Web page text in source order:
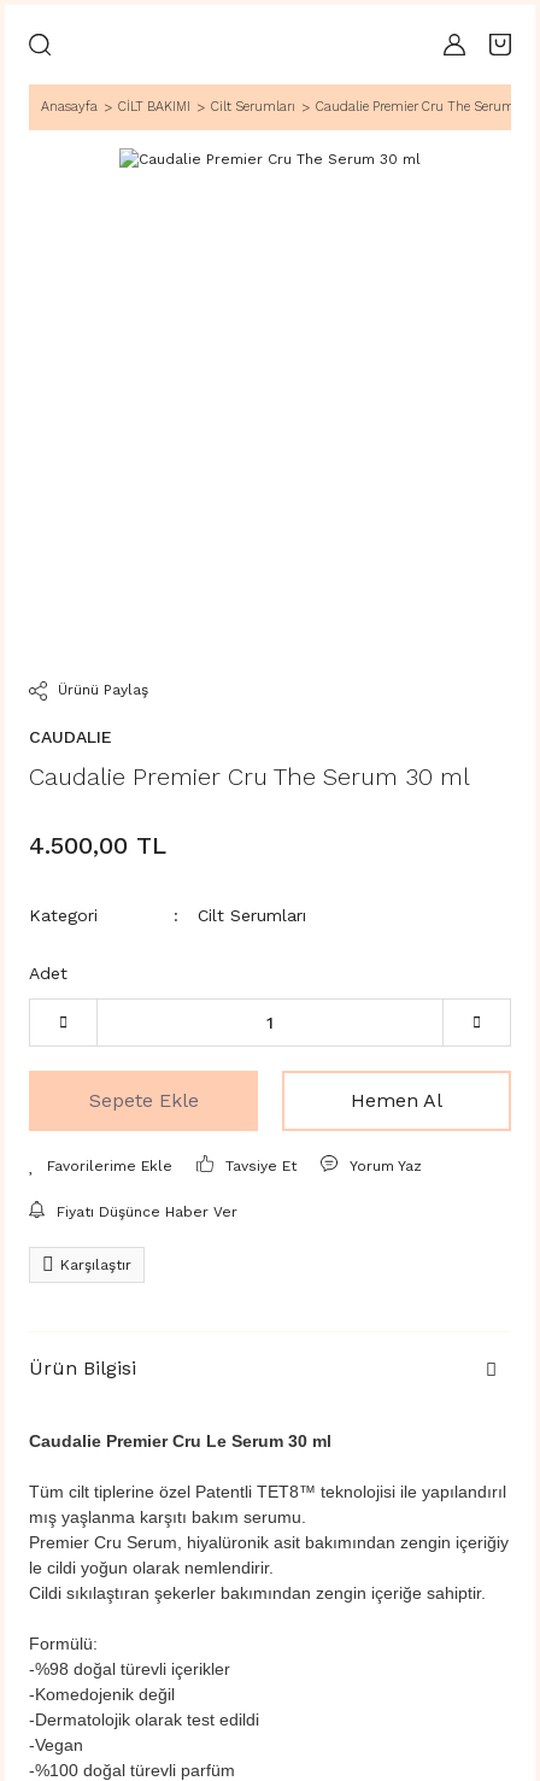
Anasayfa CİLT BAKIMI Cilt Serumları Caudalie Premier Cru The Serum 30
Ürünü Paylaş
CAUDALIE
Caudalie Premier Cru The Serum 30 ml
4.500,00 TL
Kategori Cilt Serumları
Adet
Sepete Ekle Hemen Al
Tavsiye Et Yorum Yaz
Fiyatı Düşünce Haber Ver
Karşılaştır
Ürün Bilgisi
Caudalie Premier Cru Le Serum 30 ml
Tüm cilt tiplerine özel Patentli TET8™ teknolojisi ile yapılandırıl
mış yaşlanma karşıtı bakım serumu.
Premier Cru Serum, hiyalüronik asit bakımından zengin içeriğiy
le cildi yoğun olarak nemlendirir.
Cildi sıkılaştıran şekerler bakımından zengin içeriğe sahiptir.
Formülü:
-%98 doğal türevli içerikler
-Komedojenik değil
-Dermatolojik olarak test edildi
-Vegan
​-%100 doğal türevli parfüm